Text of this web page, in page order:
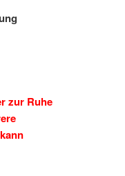
zur Ruhe